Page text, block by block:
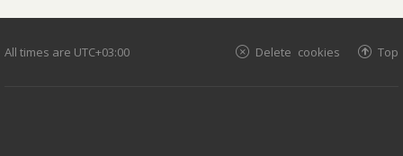
All times are UTC+03:00 Top
Delete cookies